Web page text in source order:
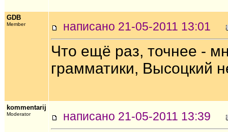
GDB
Member написано 21-05-2011 13:01
Что ещё раз, точнее -
грамматики, Высоцкий
kommentarij
Moderator написано 21-05-2011 13:39